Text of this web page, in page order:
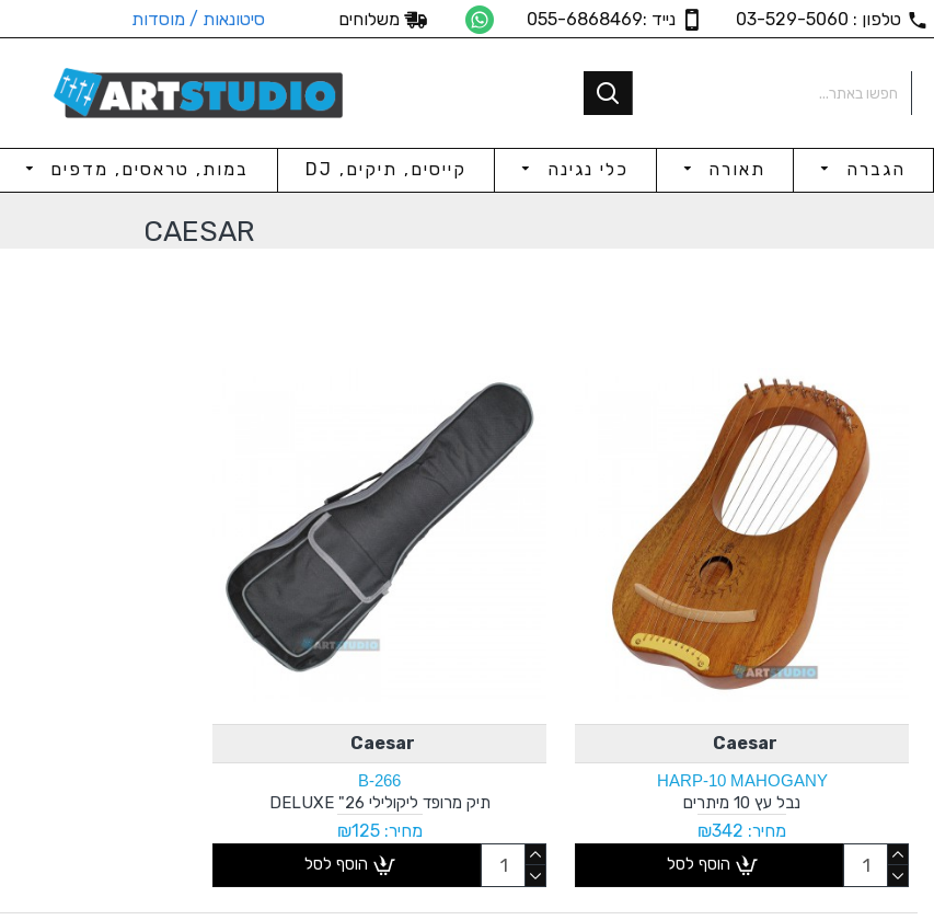
טלפון : 03-529-5060 נייד :055-6868469 משלוחים סיטונאות / מוסדות
הגברה תאורה כלי נגינה קייסים, תיקים, DJ במות, טראסים, מדפים
CAESAR
Caesar
HARP-10 MAHOGANY
נבל עץ 10 מיתרים
מחיר: ₪342
הוסף לסל
Caesar
B-266
תיק מרופד ליקולילי 26" DELUXE
מחיר: ₪125
הוסף לסל